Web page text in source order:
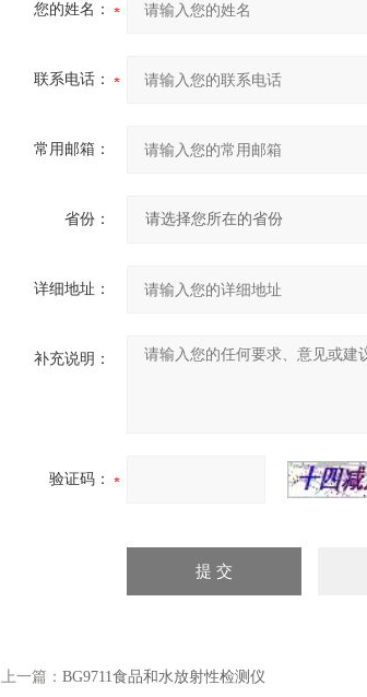
您的姓名：
联系电话：
常用邮箱：
省份：
详细地址：
补充说明：
验证码：
上一篇： BG9711食品和水放射性检测仪